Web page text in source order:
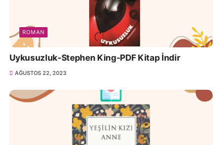
ROMAN
Uykusuzluk-Stephen King-PDF Kitap İndir
AĞUSTOS 22, 2023